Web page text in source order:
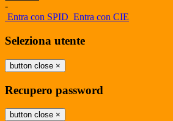
-
Entra con SPID Entra con CIE
Seleziona utente
button close ×
Recupero password
button close ×